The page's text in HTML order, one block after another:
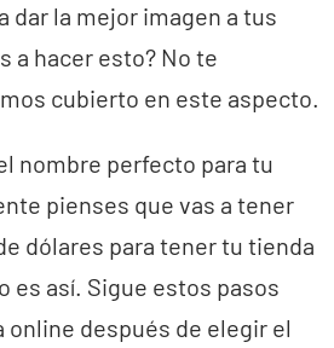
dar la mejor imagen a tus
a hacer esto? No te
cubierto en este aspecto.
nombre perfecto para tu
pienses que vas a tener
dólares para tener tu tienda
es así. Sigue estos pasos
online después de elegir el